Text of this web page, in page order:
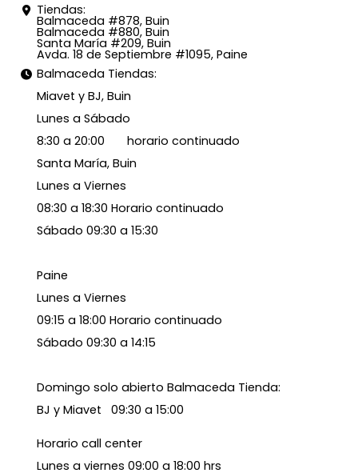
Tiendas:
Balmaceda #878, Buin
Balmaceda #880, Buin
Santa María #209, Buin
Avda. 18 de Septiembre #1095, Paine
Balmaceda Tiendas:
Miavet y BJ, Buin
Lunes a Sábado
8:30 a 20:00 horario continuado
Santa María, Buin
Lunes a Viernes
08:30 a 18:30 Horario continuado
Sábado 09:30 a 15:30
Paine
Lunes a Viernes
09:15 a 18:00 Horario continuado
Sábado 09:30 a 14:15
Domingo solo abierto Balmaceda Tienda:
BJ y Miavet 09:30 a 15:00
Horario call center
Lunes a viernes 09:00 a 18:00 hrs